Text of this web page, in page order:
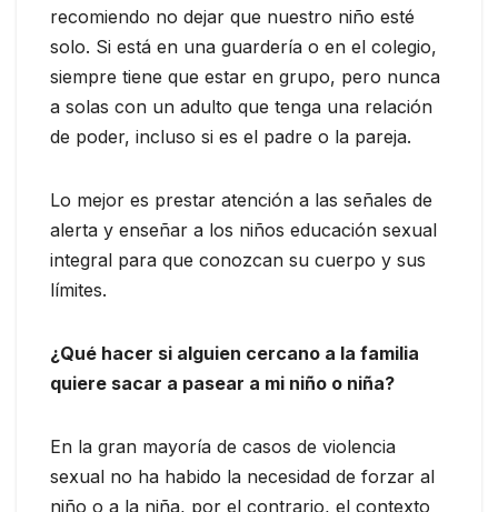
recomiendo no dejar que nuestro niño esté
solo. Si está en una guardería o en el colegio,
siempre tiene que estar en grupo, pero nunca
a solas con un adulto que tenga una relación
de poder, incluso si es el padre o la pareja.
Lo mejor es prestar atención a las señales de
alerta y enseñar a los niños educación sexual
integral para que conozcan su cuerpo y sus
límites.
¿Qué hacer si alguien cercano a la familia
quiere sacar a pasear a mi niño o niña?
En la gran mayoría de casos de violencia
sexual no ha habido la necesidad de forzar al
niño o a la niña, por el contrario, el contexto